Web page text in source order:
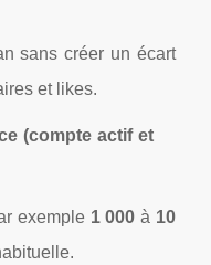
sans créer un écart
et likes.
(compte actif et
exemple 1 000 à 10